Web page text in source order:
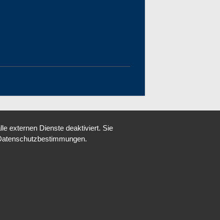
externen Dienste deaktiviert. Sie